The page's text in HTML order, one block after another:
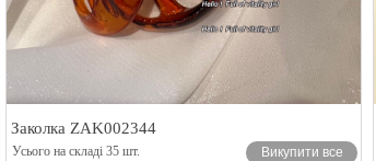
Заколка ZAK002344
Усього на складі 35 шт. Викупити все